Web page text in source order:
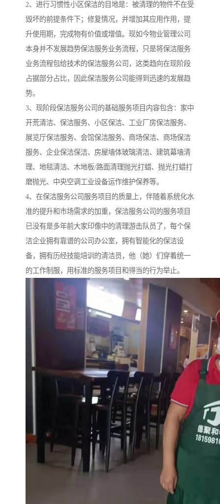
2、进行习惯性小区保洁的目地是：被清理的物件不在受
毁坏的前提条件下；修复情况，并增加其应用作用，提
升使用期，完成物有价值或增值。现如今物业管理公司
本身并不发展趋势保洁服务业务流程，只是将保洁服务
业务流程包给技术的保洁服务公司，这类趋向在现阶段
占据部分占比，因此保洁服务公司能得到迅速的发展趋
势。
3、现阶段保洁服务公司的基础服务项目内容包含：家中
开荒清洁、保洁服务、小区保洁、工业厂房保洁服务、
展览厅保洁服务、会馆保洁服务、商场保洁、商场保洁
服务、企业保洁保洁、房屋墙体玻璃清洁、建筑幕墙清
理、地毯清洁、木地板/路面清理抛光打蜡、抛光打蜡打
磨抛光、中央空调工业设备运作维护保养等。
4、在保洁服务公司服务项目的质量上，伴随着系统化水
准的提升和市场需求的加重，保洁服务公司的服务项目
已没有是多年前大家印像中的清理游击队员了，每个保
洁企业拥有靠谱的公司办公室，拥有智能化的保洁设
备，拥有历经技能培训的清洁员，他（她）们穿着统一
的工作制服，用标准的服务项目和得当的行为举止。